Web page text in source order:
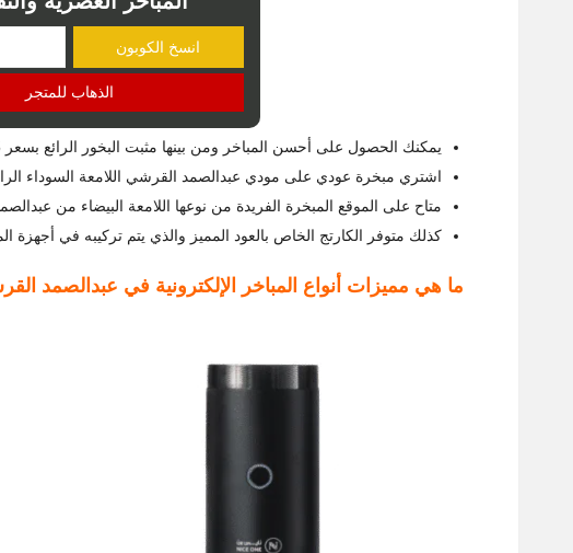
انسخ الكوبون
الذهاب للمتجر
يمكنك الحصول على أحسن المباخر ومن بينها مثبت البخور الرائع بسعر 28.75 ريال سعودي بخصم 50%.
اشتري مبخرة عودي على مودي عبدالصمد القرشي اللامعة السوداء الرائعة بسعر 230 ريال
متاح على الموقع المبخرة الفريدة من نوعها اللامعة البيضاء من عبدالصمد القرشي بسعر 230
كذلك متوفر الكارتج الخاص بالعود المميز والذي يتم تركيبه في أجهزة
ما هي مميزات أنواع المباخر الإلكترونية في عبدالصمد